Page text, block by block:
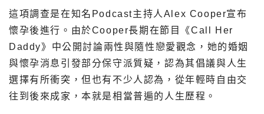
這項調查是在知名Podcast主持人Alex Cooper宣布
懷孕後進行。由於Cooper長期在節目《Call Her
Daddy》中公開討論兩性與隨性戀愛觀念，她的婚姻
與懷孕消息引發部分保守派質疑，認為其倡議與人生
選擇有所衝突，但也有不少人認為，從年輕時自由交
往到後來成家，本就是相當普遍的人生歷程。